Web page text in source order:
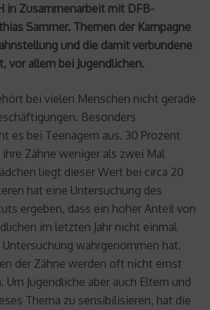
in Zusammenarbeit mit DFB-
Sammer. Themen der Kampagne
und die damit verbundene
vor allem bei Jugendlichen.
bei vielen Menschen nicht gerade
Besonders
es bei Teenagern aus. 30 Prozent
Zähne weniger als zwei Mal
liegt dieser Wert bei circa 20
hat eine Untersuchung des
ergeben, dass ein hoher Anteil von
im letzten Jahr nicht einmal
wahrgenommen hat.
der Zähne werden oft nicht ernst
Um Jugendliche aber auch Eltern und
Thema zu sensibilisieren, hat die